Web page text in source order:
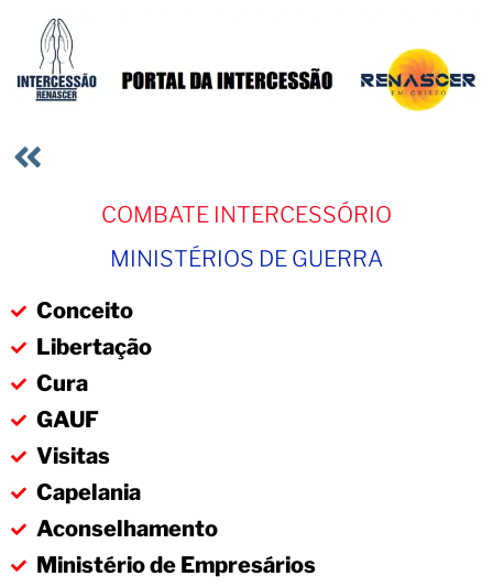
COMBATE INTERCESSÓRIO
MINISTÉRIOS DE GUERRA
Conceito
Libertação
Cura
GAUF
Visitas
Capelania
Aconselhamento
Ministério de Empresários